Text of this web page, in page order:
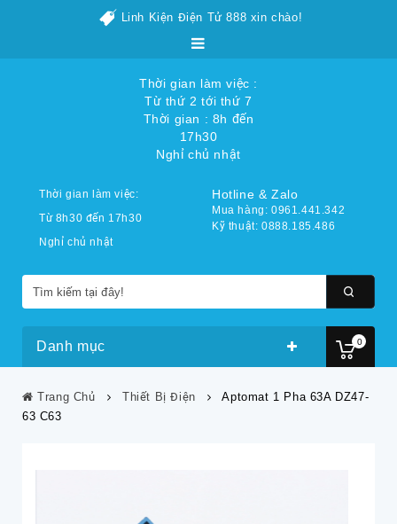
Linh Kiện Điện Tử 888 xin chào!
Thời gian làm việc :
Từ thứ 2 tới thứ 7
Thời gian : 8h đến
17h30
Nghỉ chủ nhật
0
Thời gian làm việc:
Từ 8h30 đến 17h30
Nghỉ chủ nhật
Hotline & Zalo
Mua hàng: 0961.441.342
Kỹ thuật: 0888.185.486
Danh mục
Trang Chủ Thiết Bị Điện
Aptomat 1 Pha 63A DZ47-
63 C63